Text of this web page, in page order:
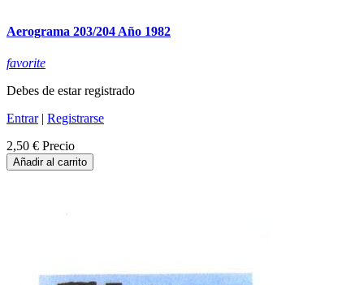
Aerograma 203/204 Año 1982
favorite
Debes de estar registrado
Entrar| Registrarse
2,50 € Precio
Añadir al carrito